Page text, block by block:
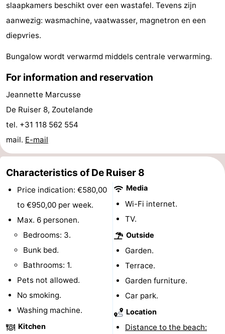
Observation
points
Attractions
-
Playgrounds
-
Indoor
-
centres
centers
Villages
Cities
Guided
tours
Sports
Swimming
pools
Cycling
Hiking
-
Horse
riding
Golf
-
slaapkamers beschikt over een wastafel. Tevens zijn
aanwezig: wasmachine, vaatwasser, magnetron en een
diepvries.
Bungalow wordt verwarmd middels centrale verwarming.
For information and reservation
Jeannette Marcusse
De Ruiser 8, Zoutelande
tel. +31 118 562 554
mail. E-mail
Characteristics of De Ruiser 8
Price indication: €580,00
to €950,00 per week.
Max. 6 personen.
Bedrooms: 3.
Bunk bed.
Bathrooms: 1.
Pets not allowed.
No smoking.
Washing machine.
Kitchen
Media
Wi-Fi internet.
TV.
Outside
Garden.
Terrace.
Garden furniture.
Car park.
Location
Distance to the beach: